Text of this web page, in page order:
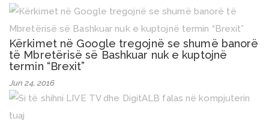
Kërkimet në Google tregojnë se shumë banorë
të Mbretërisë së Bashkuar nuk e kuptojnë
termin “Brexit”
Jun 24, 2016